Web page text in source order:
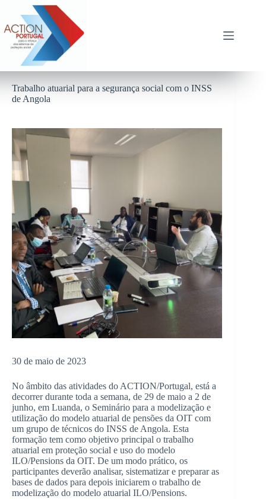
conteúdo
Trabalho atuarial para a segurança social com o INSS
de Angola
30 de maio de 2023
No âmbito das atividades do ACTION/Portugal, está a
decorrer durante toda a semana, de 29 de maio a 2 de
junho, em Luanda, o Seminário para a modelização e
utilização do modelo atuarial de pensões da OIT com
um grupo de técnicos do INSS de Angola. Esta
formação tem como objetivo principal o trabalho
atuarial em proteção social e uso do modelo
ILO/Pensions da OIT. De um modo prático, os
participantes deverão analisar, sistematizar e preparar as
bases de dados para depois iniciarem o trabalho de
modelização do modelo atuarial ILO/Pensions.